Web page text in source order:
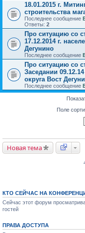
18.01.2015 г.
строительства
Последнее сообщение
Ответы: 2
Про ситуацию со
17.12.2014 г.
Дегунино
Последнее сообщение
Про ситуацию со
Заседании
округа Вост
Последнее сообщение
Поле
Новая тема
КТО СЕЙЧАС НА
Сейчас этот форум
гостей
ПРАВА ДОСТУПА